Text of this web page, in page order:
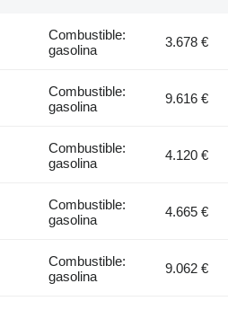
Combustible:
gasolina
3.678 €
Combustible:
gasolina
9.616 €
Combustible:
gasolina
4.120 €
Combustible:
gasolina
4.665 €
Combustible:
gasolina
9.062 €